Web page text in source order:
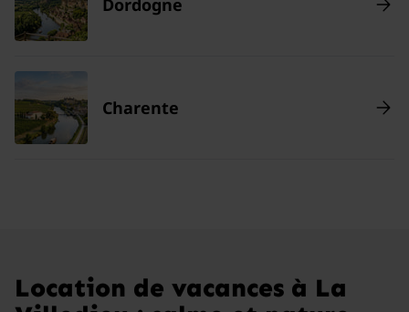
Dordogne
Charente
Location de vacances à La